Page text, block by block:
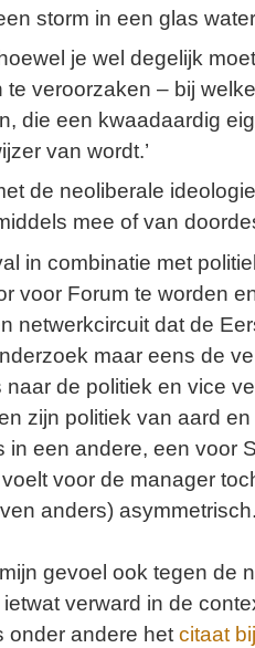
storm in een glas
je wel degelijk
veroorzaken – bij
die een kwaadaardig
van wordt.’
de neoliberale
mee of van
in combinatie met
voor Forum te worden
netwerkcircuit dat de
maar eens de
de politiek en vice
zijn politiek van aard
in een andere, een voor
voor de manager
anders)
gevoel ook tegen de
ietwat verward in de
onder andere het citaat